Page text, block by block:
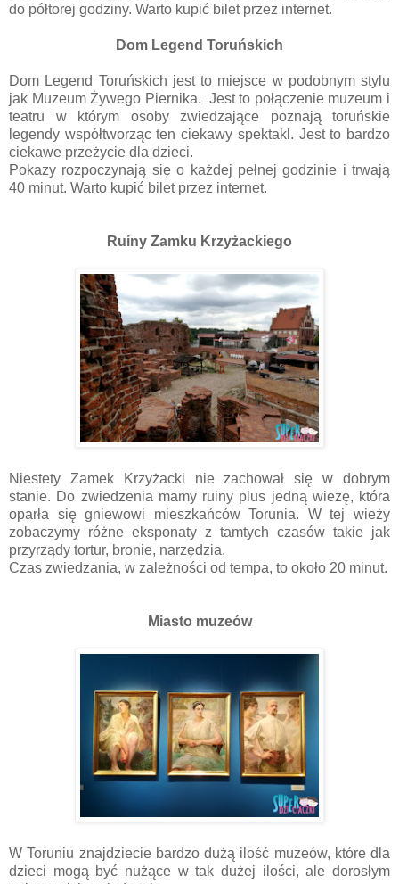
do półtorej godziny. Warto kupić bilet przez internet.
Dom Legend Toruńskich
Dom Legend Toruńskich jest to miejsce w podobnym stylu
jak Muzeum Żywego Piernika. Jest to połączenie muzeum i
teatru w którym osoby zwiedzające poznają toruńskie
legendy współtworząc ten ciekawy spektakl. Jest to bardzo
ciekawe przeżycie dla dzieci.
Pokazy rozpoczynają się o każdej pełnej godzinie i trwają
40 minut. Warto kupić bilet przez internet.
Ruiny Zamku Krzyżackiego
Niestety Zamek Krzyżacki nie zachował się w dobrym
stanie. Do zwiedzenia mamy ruiny plus jedną wieżę, która
oparła się gniewowi mieszkańców Torunia. W tej wieży
zobaczymy różne eksponaty z tamtych czasów takie jak
przyrządy tortur, bronie, narzędzia.
Czas zwiedzania, w zależności od tempa, to około 20 minut.
Miasto muzeów
W Toruniu znajdziecie bardzo dużą ilość muzeów, które dla
dzieci mogą być nużące w tak dużej ilości, ale dorosłym